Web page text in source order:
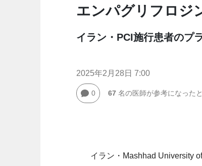
エンパグリフロジ
イラン・PCI施行患者のプ
2025年2月28日 7:00
0 67名の医師が参考になった
イラン・Mashhad University